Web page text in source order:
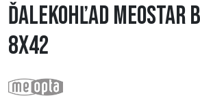
Ďalekohľad MeoStar
8x42